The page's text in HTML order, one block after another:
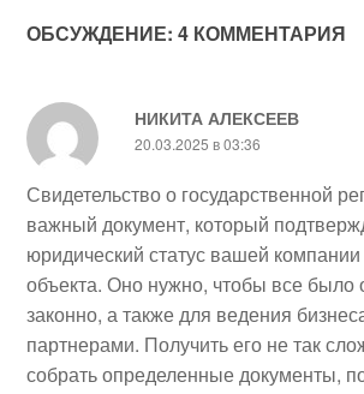
ОБСУЖДЕНИЕ: 4 КОММЕНТАРИЯ
НИКИТА АЛЕКСЕЕВ
20.03.2025 в 03:36
Свидетельство о государственной
важный документ, который
юридический статус вашей компании
объекта. Оно нужно, чтобы все было
законно, а также для ведения
партнерами. Получить его не так
собрать определенные документы,